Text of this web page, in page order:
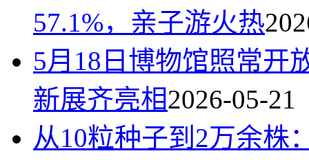
57.1%，亲子游火热
5月18日博物馆照常开
新展齐亮相2026-05-21
从10粒种子到2万余株